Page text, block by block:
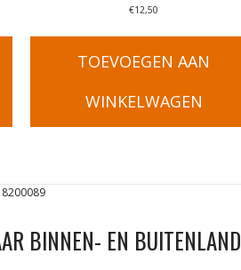
€12,50
TOEVOEGEN AAN
WINKELWAGEN
BINNEN- EN BUITENLAND